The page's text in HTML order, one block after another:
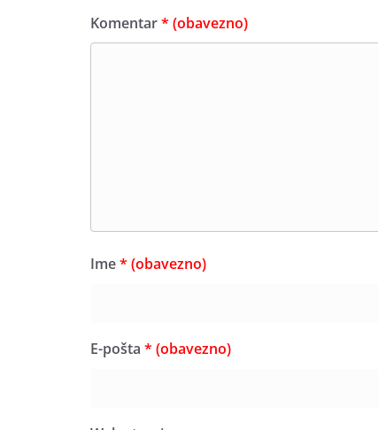
Komentar* (obavezno)
Ime* (obavezno)
E-pošta * (obavezno)